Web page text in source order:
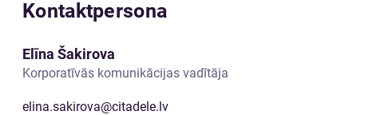
Kontaktpersona
Elīna Šakirova
Korporatīvās komunikācijas vadītāja
elina.sakirova@citadele.lv